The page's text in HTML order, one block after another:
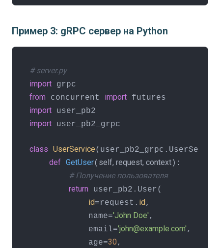
Пример 3: gRPC сервер на Python
# server.py
import
from concurrent import
import
import user_pb2_grpc
class UserService
def GetUser( self, request, context):
# Получение пользователя
return user_pb2.User(
id=request. id,
            name=
'John Doe',
            email=
'john@example.com',
            age=
30,